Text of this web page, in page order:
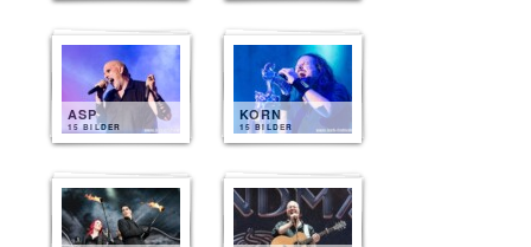
ASP
15 BILDER
KORN
15 BILDER